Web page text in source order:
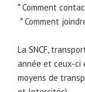
* Comment
* Comment
La SNCF,
année et ceux-ci
moyens de